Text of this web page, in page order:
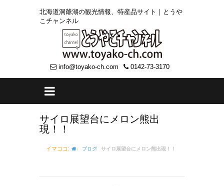
北海道洞爺湖の観光情報、特産品サイト｜とうや
こチャンネル
info@toyako-ch.com 0142-73-3170
サイロ展望台にメロン熊出
現！！
イマココ: ブログ サイロ展望台にメロン熊出現！！